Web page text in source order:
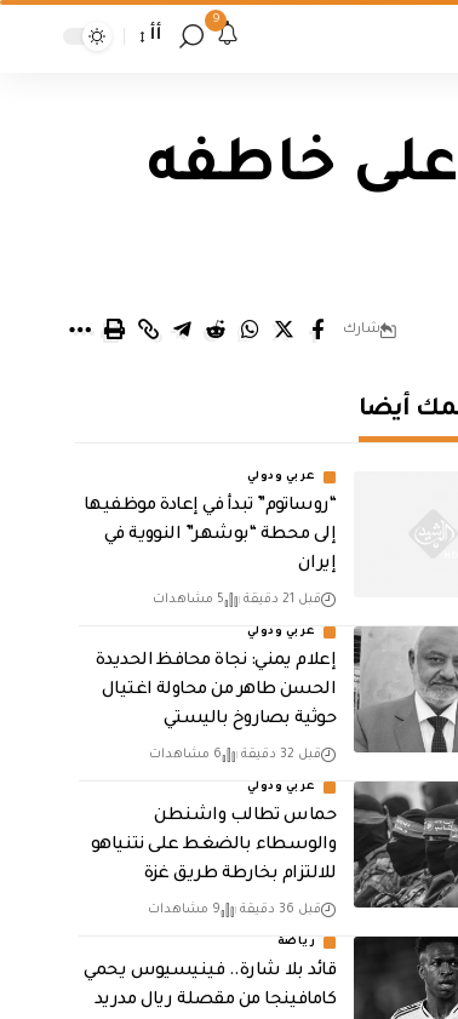
9
أأ
على خاطفه
شارك
أيضا
عربي ودولي
“روساتوم” تبدأ في إعادة موظفيها
إلى محطة “بوشهر” النووية في
إيران
قبل 21 دقيقة 5 مشاهدات
عربي ودولي
إعلام يمني: نجاة محافظ الحديدة
الحسن طاهر من محاولة اغتيال
حوثية بصاروخ باليستي
قبل 32 دقيقة 6 مشاهدات
عربي ودولي
حماس تطالب واشنطن
والوسطاء بالضغط على نتنياهو
للالتزام بخارطة طريق غزة
قبل 36 دقيقة 9 مشاهدات
رياضة
قائد بلا شارة.. فينيسيوس يحمي
كامافينجا من مقصلة ريال مدريد